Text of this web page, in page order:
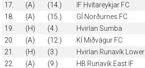
17.
(A) (14.) IF Hvítareykjar FC
18.
(A) (15.) GÍ Norðurnes FC
19.
(H) (4.) Hvirlan Sumba
20.
(A) (12.) KÍ Miðvágur FC
21.
(H) (3.) Hvirlan Runavík Lower
22.
(A) (9.) HB Runavík East IF